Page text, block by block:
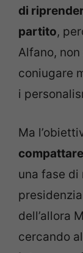
di
partito,
Alfano,
coniugare
i
Ma
una fase
dell’allora
cercando